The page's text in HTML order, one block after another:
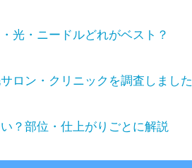
光・ニードルどれがベスト？
ロン・クリニックを調査しました
？部位・仕上がりごとに解説